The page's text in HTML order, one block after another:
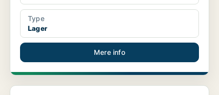
Type
Lager
Mere info
Lager i Søndersø